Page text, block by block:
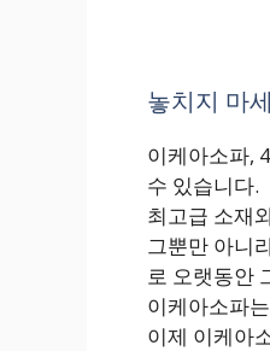
놓치지 마
이케아소파,
수 있습니다.
최고급 소재
그뿐만 아니
로 오랫동안
이케아소파
이제 이케아